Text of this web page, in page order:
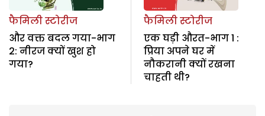
फैमिली स्टोरीज
और वक्त बदल गया-भाग
2: नीरज क्यों खुश हो
गया?
फैमिली स्टोरीज
एक घड़ी औरत-भाग 1 :
प्रिया अपने घर में
नौकरानी क्यों रखना
चाहती थी?